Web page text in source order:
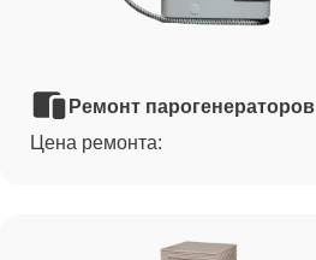
Ремонт парогенераторов
Цена ремонта: